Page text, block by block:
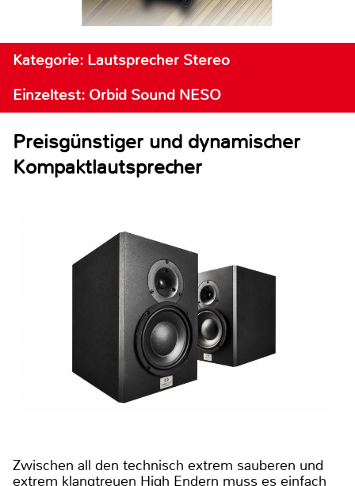
Kategorie: Lautsprecher Stereo
Einzeltest: Orbid Sound NESO
Preisgünstiger und dynamischer
Kompaktlautsprecher
Zwischen all den technisch extrem sauberen und
extrem klangtreuen High Endern muss es einfach